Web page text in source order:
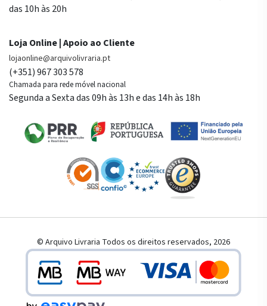
das 10h às 20h
Loja Online | Apoio ao Cliente
lojaonline@arquivolivraria.pt
(+351) 967 303 578
Chamada para rede móvel nacional
Segunda a Sexta das 09h às 13h e das 14h às 18h
© Arquivo Livraria Todos os direitos reservados, 2026